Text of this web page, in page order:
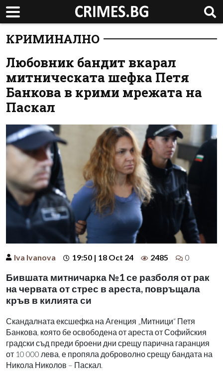
КРИМИНАЛНО
Любовник бандит вкарал
митническата шефка Петя
Банкова в крими мрежата на
Паскал
Iva Ivanova 19:50 | 18 Oct 24 2485 0
Бившата митничарка №1 се разболя от рак
на червата от стрес в ареста, повръщала
кръв в килията си
Скандалната ексшефка на Агенция „Митници“ Петя
Банкова, която бе освободена от ареста от Софийския
градски съд преди броени дни срещу парична гаранция
от 10 000 лева, е пропяла доброволно срещу бандата на
Никола Николов – Паскал.